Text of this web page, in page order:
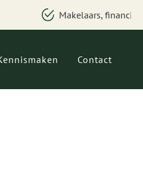
en verbouwspecialisten
Contact